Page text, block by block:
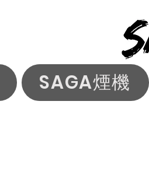
SAGA煙機